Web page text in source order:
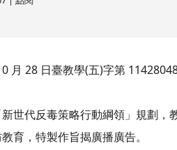
月 28 日臺教學(五)字第
世代反毒策略行動綱領」規劃，
育，特製作旨揭廣播廣告。